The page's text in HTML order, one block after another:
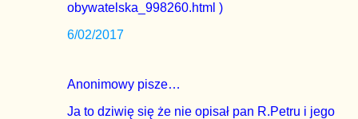
obywatelska_998260.html )
6/02/2017
Anonimowy pisze…
Ja to dziwię się że nie opisał pan R.Petru i jego